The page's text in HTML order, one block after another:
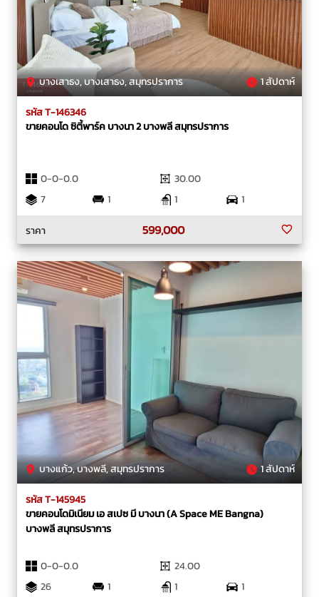
บางเสาธง, บางเสาธง, สมุทรปราการ 1 สัปดาห์
รหัส T-146346
ขายคอนโด ซิตี้พาร์ค บางนา 2 บางพลี สมุทรปราการ
0-0-0.0
30.00
7
1 1
1
ราคา
599,000
บางแก้ว, บางพลี, สมุทรปราการ 1 สัปดาห์
รหัส T-145945
ขายคอนโดมิเนียม เอ สเปซ มี บางนา (A Space ME Bangna)
บางพลี สมุทรปราการ
0-0-0.0
24.00
26
1 1 1